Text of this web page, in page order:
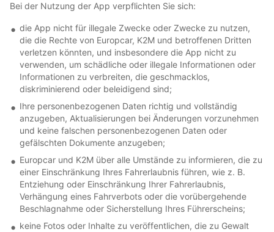
Bei der Nutzung der App verpflichten Sie sich:
die App nicht für illegale Zwecke oder Zwecke zu nutzen,
die die Rechte von Europcar, K2M und betroffenen Dritten
verletzen könnten, und insbesondere die App nicht zu
verwenden, um schädliche oder illegale Informationen oder
Informationen zu verbreiten, die geschmacklos,
diskriminierend oder beleidigend sind;
Ihre personenbezogenen Daten richtig und vollständig
anzugeben, Aktualisierungen bei Änderungen vorzunehmen
und keine falschen personenbezogenen Daten oder
gefälschten Dokumente anzugeben;
Europcar und K2M über alle Umstände zu informieren, die zu
einer Einschränkung Ihres Fahrerlaubnis führen, wie z. B.
Entziehung oder Einschränkung Ihrer Fahrerlaubnis,
Verhängung eines Fahrverbots oder die vorübergehende
Beschlagnahme oder Sicherstellung Ihres Führerscheins;
keine Fotos oder Inhalte zu veröffentlichen, die zu Gewalt